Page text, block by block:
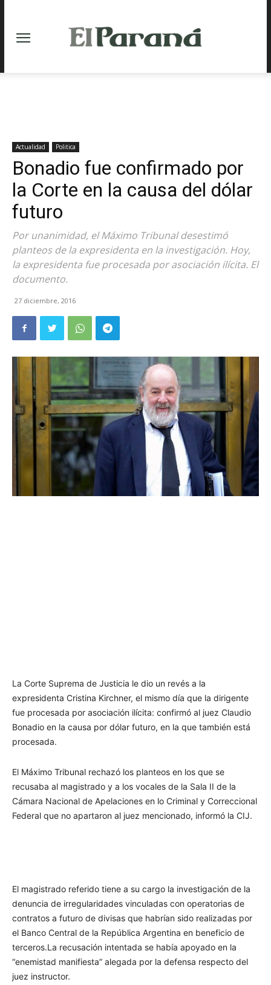
Actualidad Politica
Bonadio fue confirmado por
la Corte en la causa del dólar
futuro
Por unanimidad, el Máximo Tribunal desestimó
planteos de la expresidenta en la investigación. Hoy,
la expresidenta fue procesada por asociación ilícita. El
documento.
27 diciembre, 2016
La Corte Suprema de Justicia le dio un revés a la
expresidenta Cristina Kirchner, el mismo día que la dirigente
fue procesada por asociación ilícita: confirmó al juez Claudio
Bonadio en la causa por dólar futuro, en la que también está
procesada.
El Máximo Tribunal rechazó los planteos en los que se
recusaba al magistrado y a los vocales de la Sala II de la
Cámara Nacional de Apelaciones en lo Criminal y Correccional
Federal que no apartaron al juez mencionado, informó la CIJ.
El magistrado referido tiene a su cargo la investigación de la
denuncia de irregularidades vinculadas con operatorias de
contratos a futuro de divisas que habrían sido realizadas por
el Banco Central de la República Argentina en beneficio de
terceros.La recusación intentada se había apoyado en la
“enemistad manifiesta” alegada por la defensa respecto del
juez instructor.